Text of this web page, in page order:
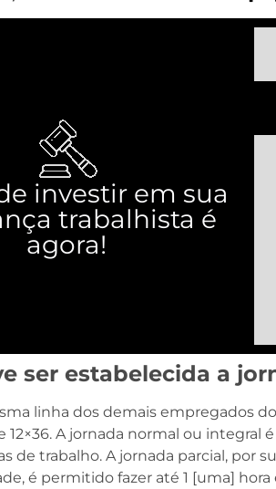
investir em sua
trabalhista é
agora!
ser estabelecida a
linha dos demais empregados
12×36. A jornada normal ou integral
de trabalho. A jornada parcial, por
é permitido fazer até 1 [uma]